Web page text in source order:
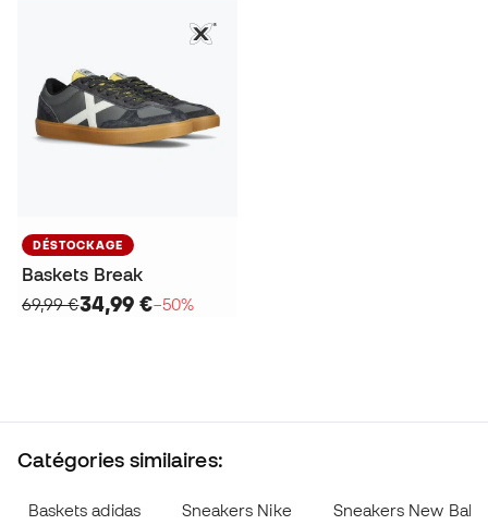
DÉSTOCKAGE
Baskets Break
69,99 €34,99 €−50%
Catégories similaires:
Baskets adidas Sneakers Nike Sneakers New